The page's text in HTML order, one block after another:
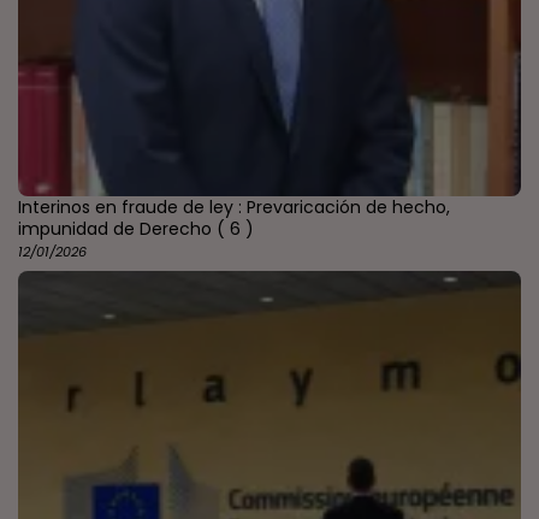
Interinos en fraude de ley : Prevaricación de hecho,
impunidad de Derecho ( 6 )
12/01/2026